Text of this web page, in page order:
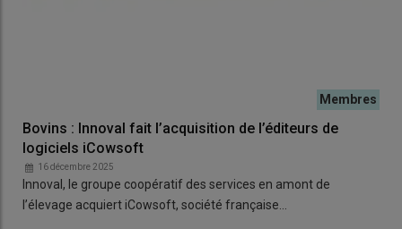
Bovins : Innoval fait l’acquisition de l’éditeurs de
logiciels iCowsoft
16 décembre 2025
Innoval, le groupe coopératif des services en amont de
l’élevage acquiert iCowsoft, société française…